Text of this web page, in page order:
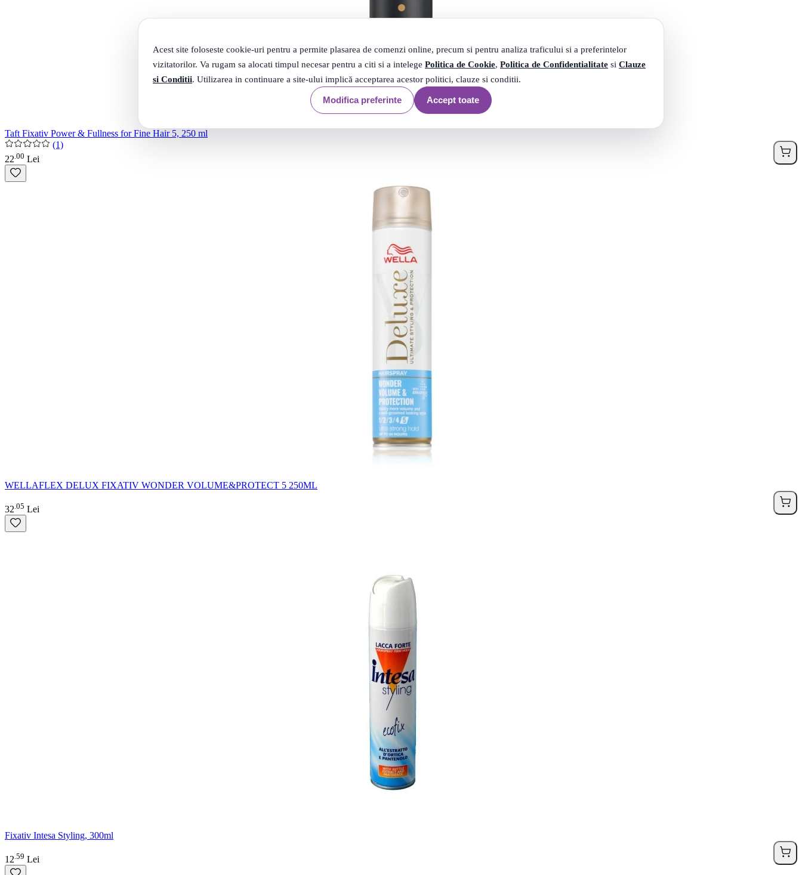
Acest site foloseste cookie-uri pentru a permite plasarea de comenzi online, precum si pentru analiza traficului si a preferintelor
vizitatorilor. Va rugam sa alocati timpul necesar pentru a citi si a intelege Politica de Cookie, Politica de Confidentialitate si Clauze
si Conditii. Utilizarea in continuare a site-ului implică acceptarea acestor politici, clauze si conditii.
Modifica preferinte Accept toate
Taft Fixativ Power & Fullness for Fine Hair 5, 250 ml
(1)
22 00 Lei
WELLAFLEX DELUX FIXATIV WONDER VOLUME&PROTECT 5 250ML
32 05 Lei
Fixativ Intesa Styling, 300ml
12 59 Lei